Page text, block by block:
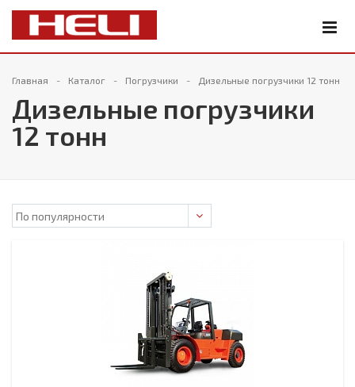
Главная Каталог Погрузчики Дизельные погрузчики 12 тонн
Дизельные погрузчики
12 тонн